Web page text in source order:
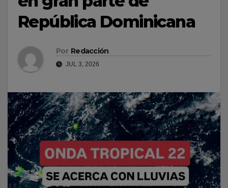
República Dominicana
Por Redacción
JUL 3, 2026